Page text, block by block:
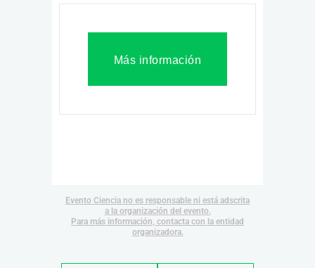
Más información
Evento Ciencia no es responsable ni está adscrita
a la organización del evento.
Para más información, contacta con la entidad
organizadora.